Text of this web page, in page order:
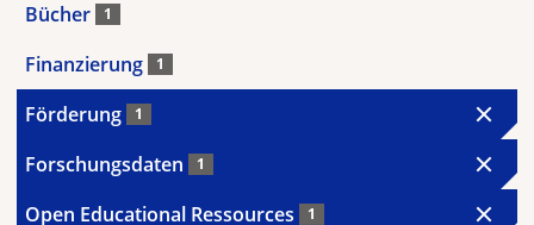
Bücher 1
Finanzierung 1
Förderung 1
Forschungsdaten 1
Open Educational Ressources 1